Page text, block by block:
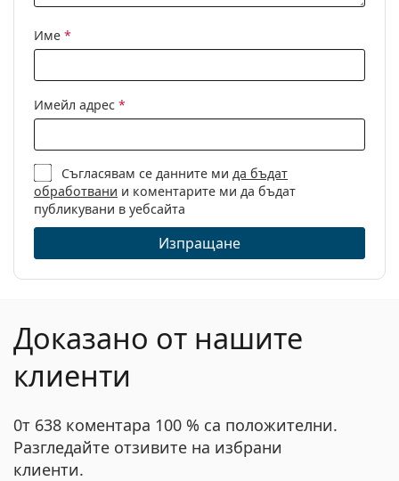
Други
Пол:
Unisex
Категория:
Предназначение:
Гейминг
Код:
0OX8056 805601 56
Име *
Имейл адрес *
Съгласявам се данните ми да бъдат
обработвани и коментарите ми да бъдат
публикувани в уебсайта
Изпращане
Доказано от нашите
клиенти
0т 638 коментара 100 % са положителни.
Разгледайте отзивите на избрани
клиенти.